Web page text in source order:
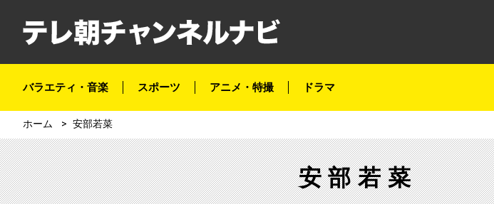
バラエティ・音楽 スポーツ アニメ・特撮 ドラマ
ホーム 安部若菜
安部若菜